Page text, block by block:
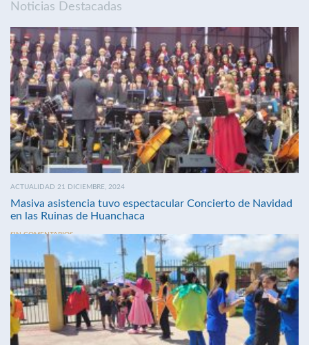
Noticias Destacadas
ACTUALIDAD 21 DICIEMBRE, 2024
Masiva asistencia tuvo espectacular Concierto de Navidad
en las Ruinas de Huanchaca
SIN COMENTARIOS